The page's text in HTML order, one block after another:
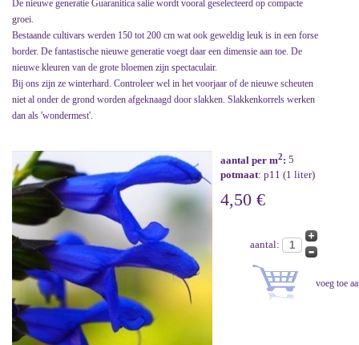
De nieuwe generatie Guaranitica salie wordt vooral geselecteerd op compacte
groei.
Bestaande cultivars werden 150 tot 200 cm wat ook geweldig leuk is in een forse
border. De fantastische nieuwe generatie voegt daar een dimensie aan toe. De
nieuwe kleuren van de grote bloemen zijn spectaculair.
Bij ons zijn ze winterhard. Controleer wel in het voorjaar of de nieuwe scheuten
niet al onder de grond worden afgeknaagd door slakken. Slakkenkorrels werken
dan als 'wondermest'.
aantal per m2: 5
potmaat: p11 (1 liter)
4,50 €
aantal: